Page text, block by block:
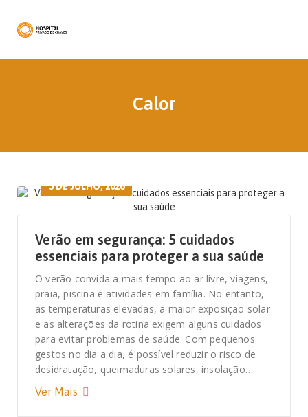
Calor
3 DE JULHO, 2026
Verão em segurança: 5 cuidados
essenciais para proteger a sua saúde
O verão convida a mais tempo ao ar livre, viagens,
praia, piscina e atividades em família. No entanto,
as temperaturas elevadas, a maior exposição solar
e as alterações da rotina exigem alguns cuidados
para evitar problemas de saúde. Com pequenos
gestos no dia a dia, é possível reduzir o risco de
desidratação, queimaduras solares, insolação…
Ver Mais